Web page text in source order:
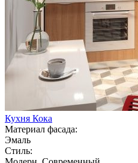
Кухня Кока
Материал фасада:
Эмаль
Стиль: